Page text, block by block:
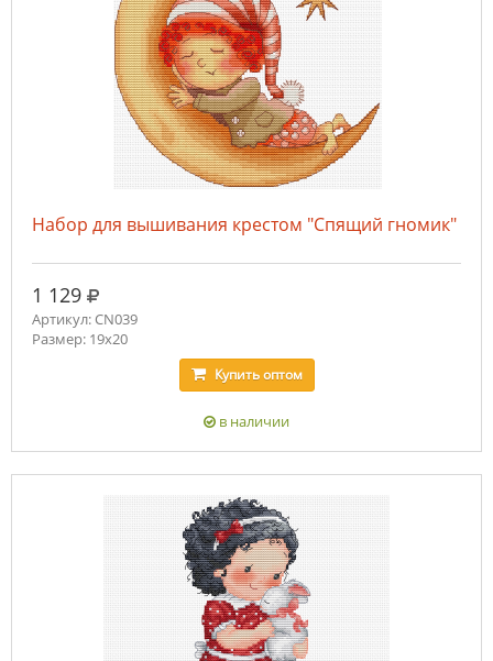
Набор для вышивания крестом "Спящий гномик"
1 129 руб.
Артикул: CN039
Размер: 19x20
Купитьоптом
в наличии